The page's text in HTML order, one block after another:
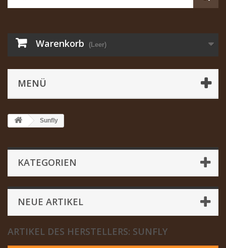
Warenkorb (Leer)
MENÜ
Sunfly
KATEGORIEN
NEUE ARTIKEL
ARTIKEL DES HERSTELLERS: SUNFLY